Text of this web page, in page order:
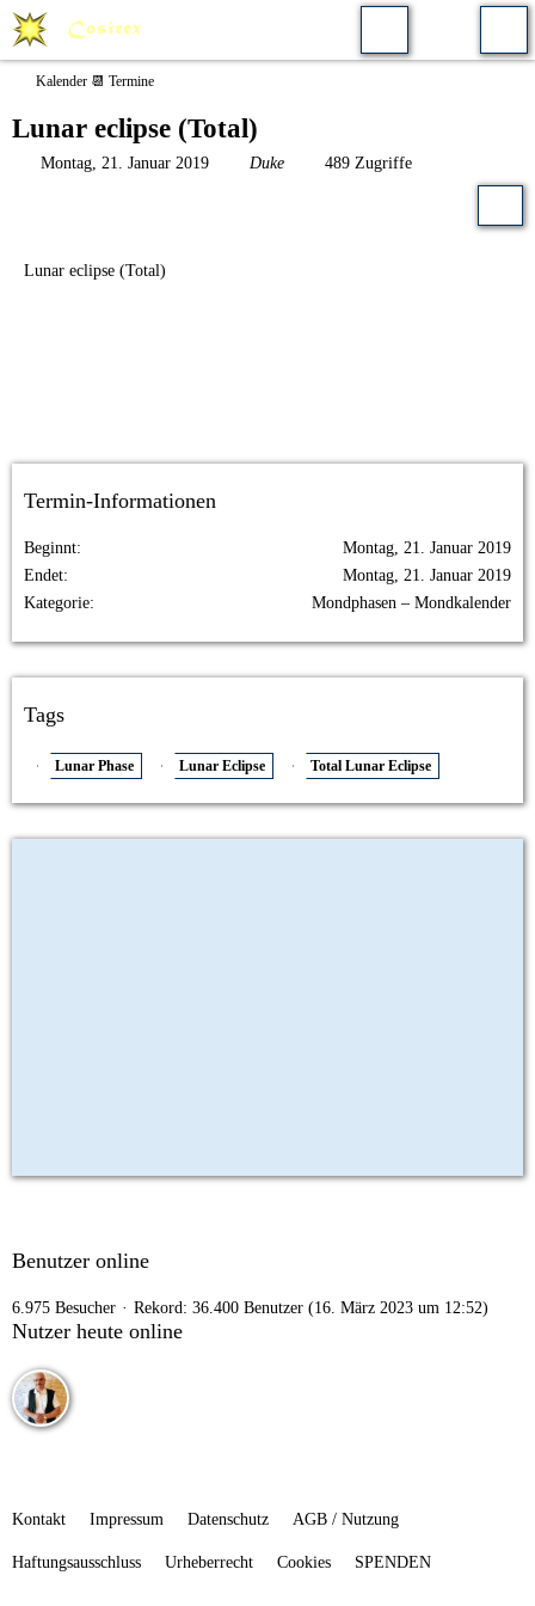
Kalender 📆 Termine
Lunar eclipse (Total)
Montag, 21. Januar 2019 Duke 489 Zugriffe
Lunar eclipse (Total)
Termin-Informationen
Beginnt
Montag, 21. Januar 2019
Endet
Montag, 21. Januar 2019
Kategorie
Mondphasen – Mondkalender
Tags
Lunar Phase Lunar Eclipse Total Lunar Eclipse
Benutzer online
6.975 Besucher Rekord: 36.400 Benutzer (16. März 2023 um 12:52)
Nutzer heute online
Kontakt Impressum Datenschutz AGB / Nutzung
Haftungsausschluss Urheberrecht Cookies SPENDEN